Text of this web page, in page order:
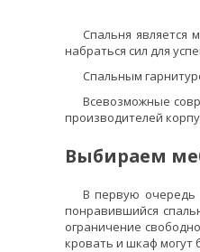
Спальня
набраться сил для
Спальным
Всевозможные
производителей
Выбираем
В первую очередь
понравившийся
ограничение
кровать и шкаф могут